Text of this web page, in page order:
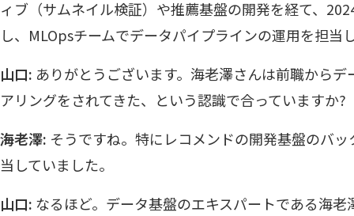
ィブ（サムネイル検証）や推薦基盤の開発を経て、
し、MLOpsチームでデータパイプラインの運用を担当
山口: ありがとうございます。海老澤さんは前職から
アリングをされてきた、という認識で合っていますか?
海老澤: そうですね。特にレコメンドの開発基盤のバ
当していました。
山口: なるほど。データ基盤のエキスパートである海